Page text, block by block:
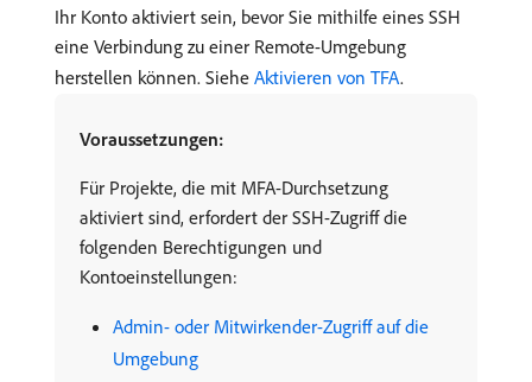
Ihr Konto aktiviert sein, bevor Sie mithilfe eines SSH
eine Verbindung zu einer Remote-Umgebung
herstellen können. Siehe Aktivieren von TFA.
Voraussetzungen:
Für Projekte, die mit MFA-Durchsetzung
aktiviert sind, erfordert der SSH-Zugriff die
folgenden Berechtigungen und
Kontoeinstellungen:
Admin- oder Mitwirkender-Zugriff auf die
Umgebung